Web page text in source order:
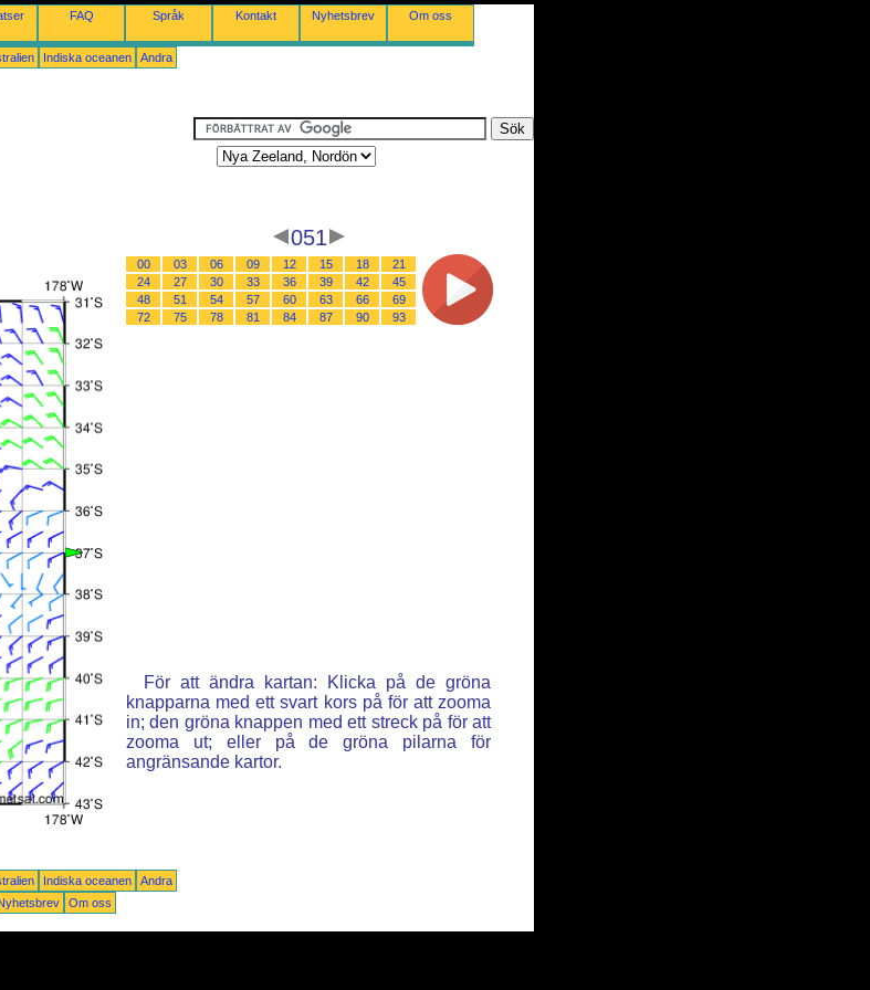
FAQ Språk Kontakt Nyhetsbrev Om oss
Indiska oceanen Andra
051
00 03 06 09 12 15 18
21
24
27 30 33 36 39 42
45
48
51 54 57 60 63 66
69
72
75 78 81 84 87 90 93
För att ändra kartan: Klicka på de gröna
knapparna med ett svart kors på för att zooma
in; den gröna knappen med ett streck på för att
zooma ut; eller på de gröna pilarna för
angränsande kartor.
Indiska oceanen
Andra
Om oss